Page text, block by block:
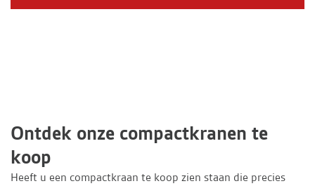
Ontdek onze compactkranen te
koop
Heeft u een compactkraan te koop zien staan die precies